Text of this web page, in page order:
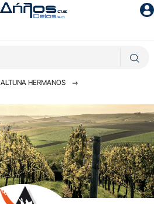
Είσοδος
Ξέχασες το password;
ALTUNA HERMANOS